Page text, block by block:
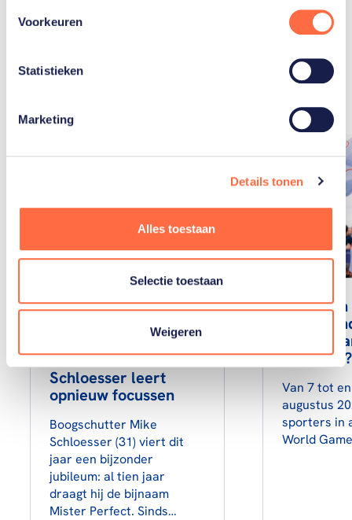
Voorkeuren
Statistieken
Marketing
Details tonen
Alles toestaan
Selectie toestaan
Weigeren
artikelen
Toon alle
'Mister Perfect' Mike
Schloesser leert
opnieuw focussen
Boogschutter Mike
Schloesser (31) viert dit
jaar een bijzonder
jubileum: al tien jaar
draagt hij de bijnaam
Mister Perfect. Sinds…
Wie
World
Chengdu?
Van 7 tot
augustus
sporters in
World